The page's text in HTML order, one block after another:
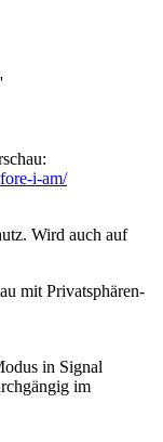
i-am/
Wird auch auf
mit Privatsphären-
in Signal
im